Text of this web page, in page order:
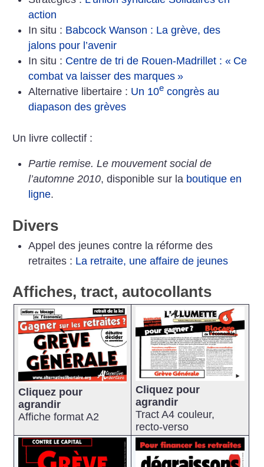
action
In situ : Babcock Wanson : La grève, des
jalons pour l’avenir
In situ : Centre de tri de Rouen-Madrillet : « Ce
combat va laisser des marques »
Alternative libertaire : Un 10econgrès au
diapason des grèves
Un livre collectif :
Partie remise. Le mouvement social de
l’automne 2010, disponible sur la boutique en
ligne.
Divers
Appel des jeunes contre la réforme des
retraites : La retraite, une affaire de jeunes
Affiches, tract, autocollants
Cliquez pour
agrandir
Affiche format A2
Cliquez pour
agrandir
Tract A4 couleur,
recto-verso